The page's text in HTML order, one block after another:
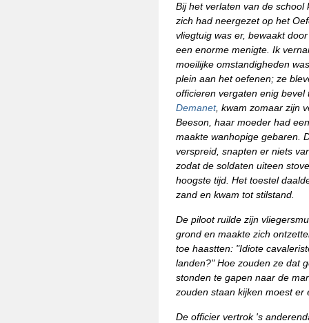
Bij het verlaten van de
zich had neergezet op het
vliegtuig was er, bewaakt
een enorme menigte. Ik
moeilijke omstandigheden
plein aan het oefenen; ze
officieren vergaten enig
Demanet, kwam zomaar zijn
Beeson, haar moeder had
maakte wanhopige gebaren.
verspreid, snapten er niets
zodat de soldaten uiteen
hoogste tijd. Het toestel
zand en kwam tot stilstand.
De piloot ruilde zijn
grond en maakte zich
toe haastten: "Idiote
landen?" Hoe zouden ze dat
stonden te gapen naar de
zouden staan kijken moest
De officier vertrok 's